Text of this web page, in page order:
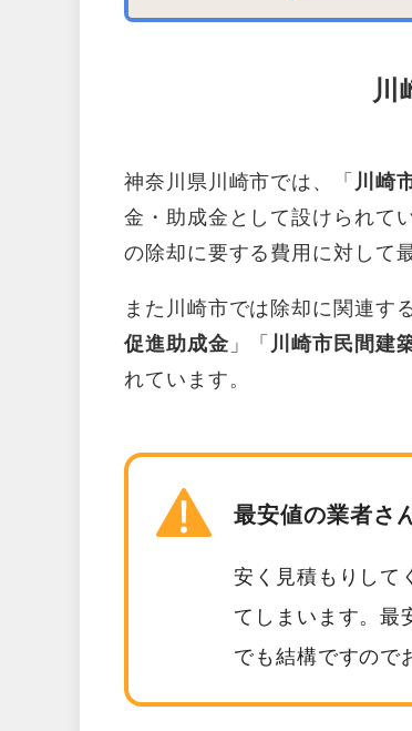
川
神奈川県川崎市では、「 川崎
金・助成金として設けられて
の除却に要する費用に対して
また川崎市では除却に関連す
促進助成金 」「 川崎市民間建
れています。
最安値の業者さ
安く見積もりして
てしまいます。最
でも結構ですので